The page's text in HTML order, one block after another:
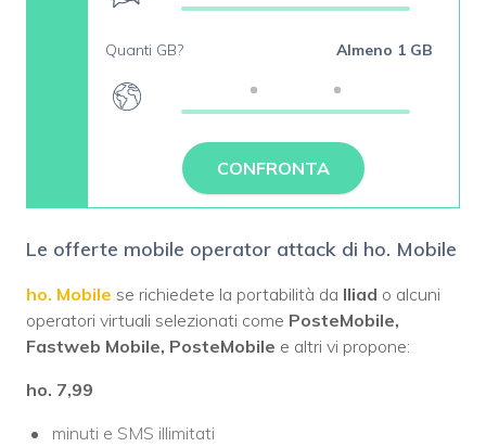
Quanti GB? Almeno 1 GB
CONFRONTA
Le offerte mobile operator attack di ho. Mobile
ho. Mobile se richiedete la portabilità da Iliad o alcuni
operatori virtuali selezionati come PosteMobile,
Fastweb Mobile, PosteMobile e altri vi propone:
ho. 7,99
minuti e SMS illimitati